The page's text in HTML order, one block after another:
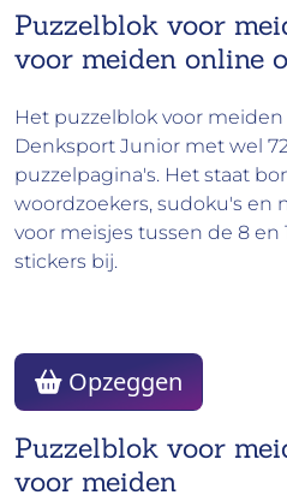
Puzzelblok voor
voor meiden online
Het puzzelblok voor
Denksport Junior met wel
puzzelpagina's. Het staat
woordzoekers, sudoku's en
voor meisjes tussen de 8 en
stickers bij.
Puzzelblok voor
voor meiden
Opzeggen